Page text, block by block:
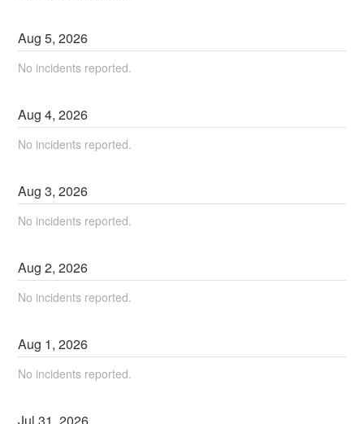
Aug5,2026
No incidents reported.
Aug4,2026
No incidents reported.
Aug3,2026
No incidents reported.
Aug2,2026
No incidents reported.
Aug 1,2026
No incidents reported.